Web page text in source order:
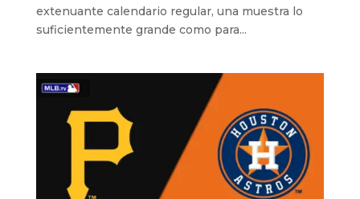
extenuante calendario regular, una muestra lo
suficientemente grande como para...